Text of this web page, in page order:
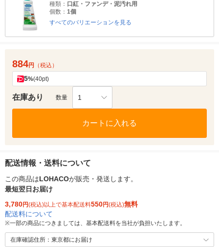
種類： 口紅・ファンデ・泥汚れ用
個数： 1個
すべてのバリエーションを見る
884円 （税込）
5%(40pt)
在庫あり 数量 1
カートに入れる
配送情報・送料について
この商品はLOHACOが販売・発送します。
最短翌日お届け
3,780円(税込)以上で基本配送料550円(税込)無料
配送料について
※一部の商品につきましては、基本配送料を当社が負担いたします。
在庫確認住所：東京都にお届け